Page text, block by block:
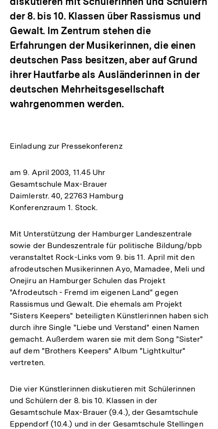
der 8. bis 10. Klassen über Rassismus und
Gewalt. Im Zentrum stehen die
Erfahrungen der Musikerinnen, die einen
deutschen Pass besitzen, aber auf Grund
ihrer Hautfarbe als Ausländerinnen in der
deutschen Mehrheitsgesellschaft
wahrgenommen werden.
Einladung zur Pressekonferenz
am 9. April 2003, 11.45 Uhr
Gesamtschule Max-Brauer
Daimlerstr. 40, 22763 Hamburg
Konferenzraum 1. Stock.
Mit Unterstützung der Hamburger Landeszentrale
sowie der Bundeszentrale für politische Bildung/bpb
veranstaltet Rock-Links vom 9. bis 11. April mit den
afrodeutschen Musikerinnen Ayo, Mamadee, Meli und
Onejiru an Hamburger Schulen das Projekt
"Afrodeutsch - Fremd im eigenen Land" gegen
Rassismus und Gewalt. Die ehemals am Projekt
"Sisters Keepers" beteiligten Künstlerinnen haben sich
durch ihre Single "Liebe und Verstand" einen Namen
gemacht. Außerdem waren sie mit dem Song "Sister"
auf dem "Brothers Keepers" Album "Lightkultur"
vertreten.
Die vier Künstlerinnen diskutieren mit Schülerinnen
und Schülern der 8. bis 10. Klassen in der
Gesamtschule Max-Brauer (9.4.), der Gesamtschule
Eppendorf (10.4.) und in der Gesamtschule Stellingen